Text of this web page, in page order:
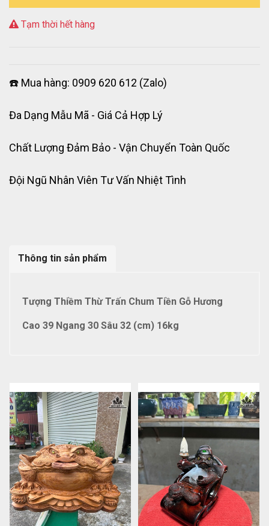
Tạm thời hết hàng
☎️ Mua hàng: 0909 620 612 (Zalo)
Đa Dạng Mẫu Mã - Giá Cả Hợp Lý
Chất Lượng Đảm Bảo - Vận Chuyển Toàn Quốc
Đội Ngũ Nhân Viên Tư Vấn Nhiệt Tình
Thông tin sản phẩm
Tượng Thiềm Thừ Trấn Chum Tiền Gỗ Hương
Cao 39 Ngang 30 Sâu 32 (cm) 16kg